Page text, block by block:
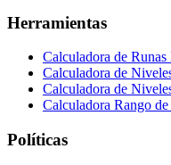
Herramientas
Calculadora de
Calculadora de
Calculadora de
Calculadora Rango
Políticas